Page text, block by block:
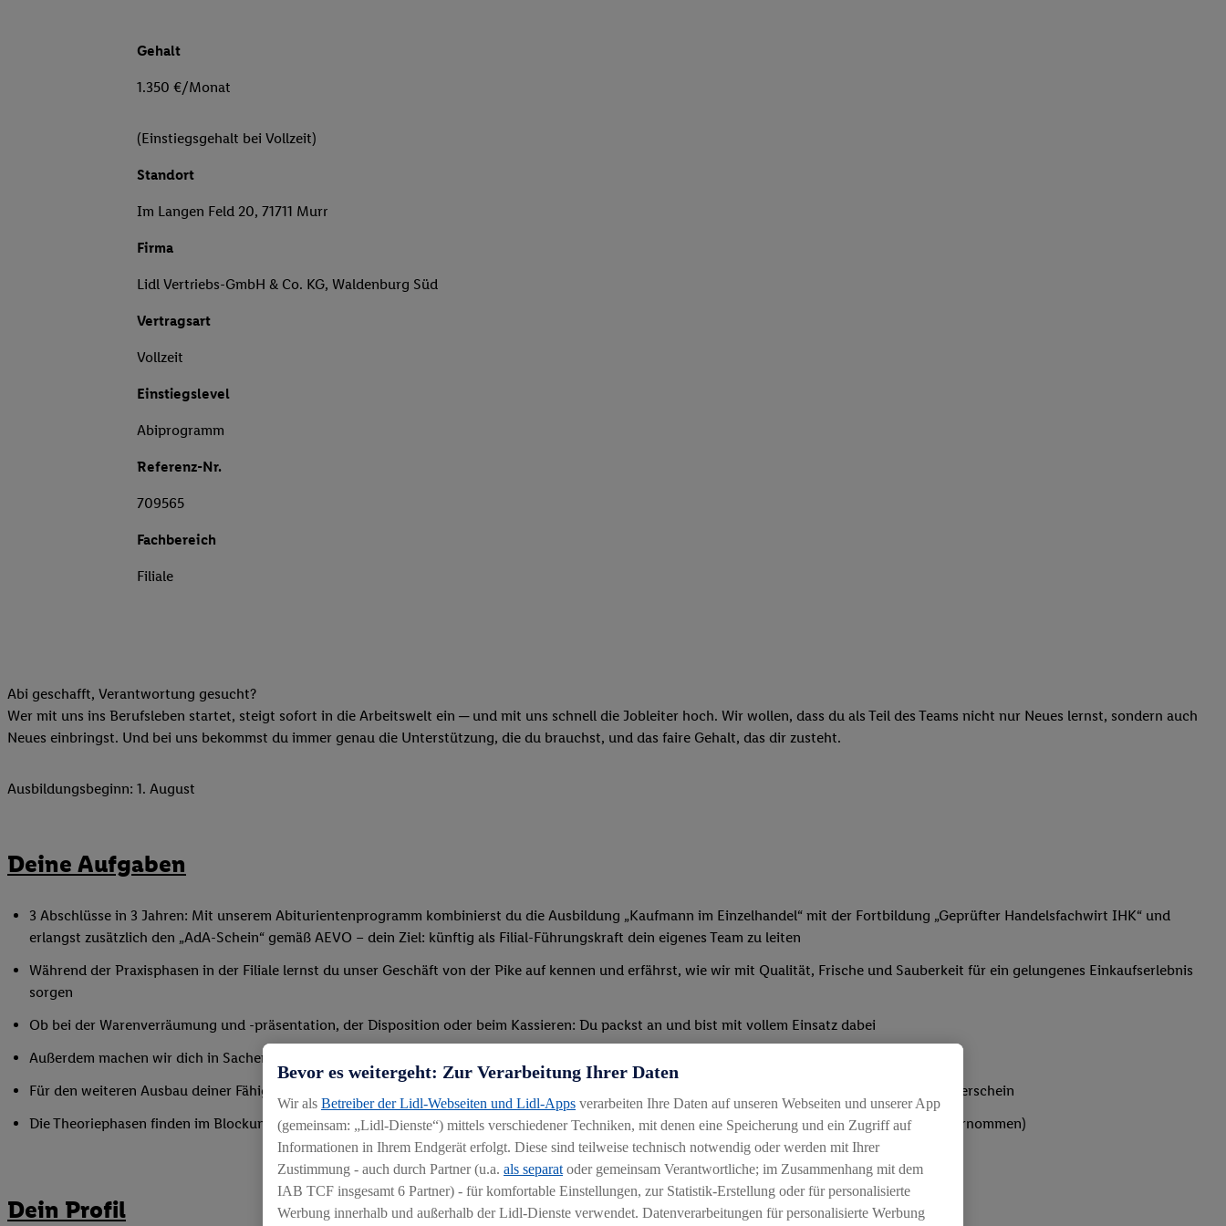
Gehalt
1.350 €/Monat
(Einstiegsgehalt bei Vollzeit)
Standort
Im Langen Feld 20, 71711 Murr
Firma
Lidl Vertriebs-GmbH & Co. KG, Waldenburg Süd
Vertragsart
Vollzeit
Einstiegslevel
Abiprogramm
Referenz-Nr.
709565
Fachbereich
Filiale
Abi geschafft, Verantwortung gesucht?
Wer mit uns ins Berufsleben startet, steigt sofort in die Arbeitswelt ein ─ und mit uns schnell die Jobleiter hoch. Wir wollen, dass du als Teil des Teams nicht nur Neues lernst, sondern auch
Neues einbringst. Und bei uns bekommst du immer genau die Unterstützung, die du brauchst, und das faire Gehalt, das dir zusteht.
Ausbildungsbeginn: 1. August
Deine Aufgaben
3 Abschlüsse in 3 Jahren: Mit unserem Abiturientenprogramm kombinierst du die Ausbildung „Kaufmann im Einzelhandel“ mit der Fortbildung „Geprüfter Handelsfachwirt IHK“ und
erlangst zusätzlich den „AdA-Schein“ gemäß AEVO – dein Ziel: künftig als Filial-Führungskraft dein eigenes Team zu leiten
Während der Praxisphasen in der Filiale lernst du unser Geschäft von der Pike auf kennen und erfährst, wie wir mit Qualität, Frische und Sauberkeit für ein gelungenes Einkaufserlebnis
sorgen
Ob bei der Warenverräumung und -präsentation, der Disposition oder beim Kassieren: Du packst an und bist mit vollem Einsatz dabei
Außerdem machen wir dich in Sachen Mitarbeiterführung fit, sodass du bald deine erste eigene Schicht übernehmen kannst
Für den weiteren Ausbau deiner Fähigkeiten nimmst du an verschiedenen Schulungen und Seminaren teil – außerdem erwirbst du den IHK-Ausbilderschein
Die Theoriephasen finden im Blockunterricht an einem externen Bildungszentrum statt (etwaige Reise-/Übernachtungskosten werden von Lidl übernommen)
Dein Profil
Bevor es weitergeht: Zur Verarbeitung Ihrer Daten
Wir als Betreiber der Lidl-Webseiten und Lidl-Apps verarbeiten Ihre Daten auf unseren Webseiten und unserer App
(gemeinsam: „Lidl-Dienste“) mittels verschiedener Techniken, mit denen eine Speicherung und ein Zugriff auf
Informationen in Ihrem Endgerät erfolgt. Diese sind teilweise technisch notwendig oder werden mit Ihrer
Zustimmung - auch durch Partner (u.a. als separat oder gemeinsam Verantwortliche; im Zusammenhang mit dem
IAB TCF insgesamt 6 Partner) - für komfortable Einstellungen, zur Statistik-Erstellung oder für personalisierte
Werbung innerhalb und außerhalb der Lidl-Dienste verwendet. Datenverarbeitungen für personalisierte Werbung